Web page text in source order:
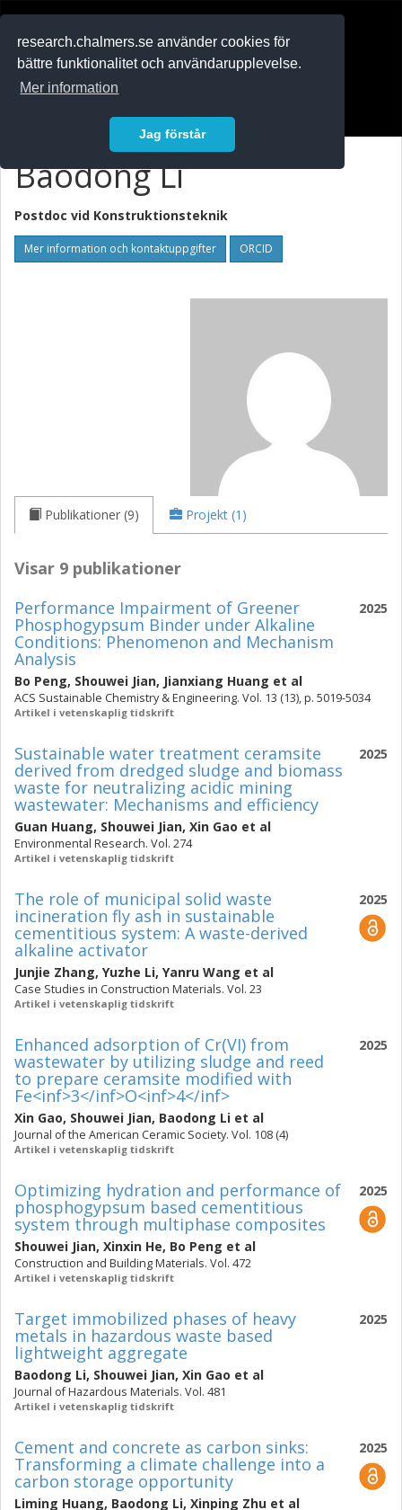
research.chalmers.se använder cookies för
bättre funktionalitet och användarupplevelse.
Mer information
Jag förstår
Baodong Li
Postdoc vid Konstruktionsteknik
Mer information och kontaktuppgifter ORCID
Publikationer (9) Projekt (1)
Visar 9 publikationer
2025
Performance Impairment of Greener
Phosphogypsum Binder under Alkaline
Conditions: Phenomenon and Mechanism
Analysis
Bo Peng, Shouwei Jian, Jianxiang Huang et al
ACS Sustainable Chemistry & Engineering. Vol. 13 (13), p. 5019-5034
Artikel i vetenskaplig tidskrift
2025
Sustainable water treatment ceramsite
derived from dredged sludge and biomass
waste for neutralizing acidic mining
wastewater: Mechanisms and efficiency
Guan Huang, Shouwei Jian, Xin Gao et al
Environmental Research. Vol. 274
Artikel i vetenskaplig tidskrift
2025
The role of municipal solid waste
incineration fly ash in sustainable
cementitious system: A waste-derived
alkaline activator
Junjie Zhang, Yuzhe Li, Yanru Wang et al
Case Studies in Construction Materials. Vol. 23
Artikel i vetenskaplig tidskrift
2025
Enhanced adsorption of Cr(VI) from
wastewater by utilizing sludge and reed
to prepare ceramsite modified with
Fe<inf>3</inf>O<inf>4</inf>
Xin Gao, Shouwei Jian, Baodong Li et al
Journal of the American Ceramic Society. Vol. 108 (4)
Artikel i vetenskaplig tidskrift
2025
Optimizing hydration and performance of
phosphogypsum based cementitious
system through multiphase composites
Shouwei Jian, Xinxin He, Bo Peng et al
Construction and Building Materials. Vol. 472
Artikel i vetenskaplig tidskrift
2025
Target immobilized phases of heavy
metals in hazardous waste based
lightweight aggregate
Baodong Li, Shouwei Jian, Xin Gao et al
Journal of Hazardous Materials. Vol. 481
Artikel i vetenskaplig tidskrift
2025
Cement and concrete as carbon sinks:
Transforming a climate challenge into a
carbon storage opportunity
Liming Huang, Baodong Li, Xinping Zhu et al